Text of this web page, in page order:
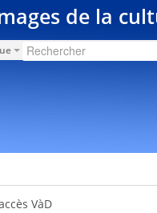
de la
VàD